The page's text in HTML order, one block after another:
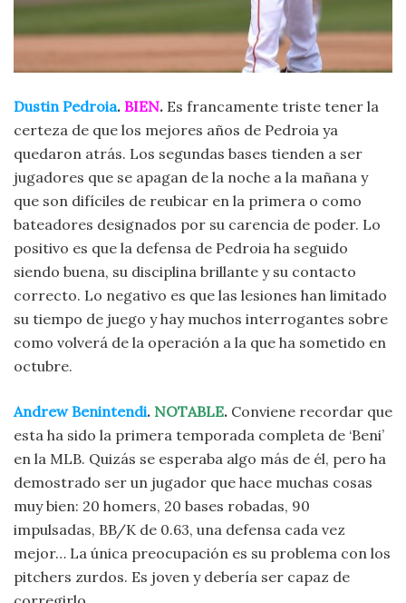
Dustin Pedroia. BIEN. Es francamente triste tener la
certeza de que los mejores años de Pedroia ya
quedaron atrás. Los segundas bases tienden a ser
jugadores que se apagan de la noche a la mañana y
que son difíciles de reubicar en la primera o como
bateadores designados por su carencia de poder. Lo
positivo es que la defensa de Pedroia ha seguido
siendo buena, su disciplina brillante y su contacto
correcto. Lo negativo es que las lesiones han limitado
su tiempo de juego y hay muchos interrogantes sobre
como volverá de la operación a la que ha sometido en
octubre.
Andrew Benintendi. NOTABLE. Conviene recordar que
esta ha sido la primera temporada completa de ‘Beni’
en la MLB. Quizás se esperaba algo más de él, pero ha
demostrado ser un jugador que hace muchas cosas
muy bien: 20 homers, 20 bases robadas, 90
impulsadas, BB/K de 0.63, una defensa cada vez
mejor… La única preocupación es su problema con los
pitchers zurdos. Es joven y debería ser capaz de